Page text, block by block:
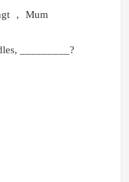
， Mum
_________?